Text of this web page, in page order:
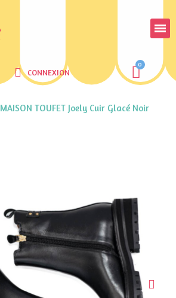
CONNEXION
MAISON TOUFET Joely Cuir Glacé Noir